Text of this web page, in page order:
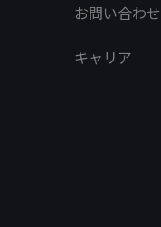
お問い合わせ
キャリア